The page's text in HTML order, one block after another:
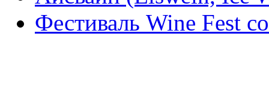
Фестиваль Wine Fest